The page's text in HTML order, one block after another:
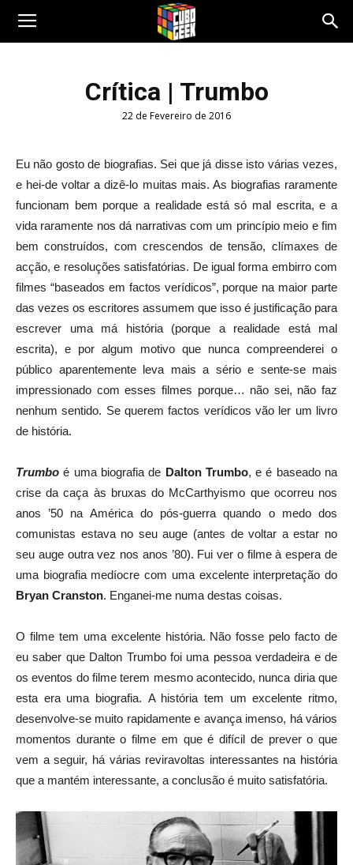
Crítica | Trumbo
22 de Fevereiro de 2016
Eu não gosto de biografias. Sei que já disse isto várias vezes,
e hei-de voltar a dizê-lo muitas mais. As biografias raramente
funcionam bem porque a realidade está só mal escrita, e a
vida raramente nos dá narrativas com um princípio meio e fim
bem construídos, com crescendos de tensão, clímaxes de
acção, e resoluções satisfatórias. De igual forma embirro com
filmes “baseados em factos verídicos”, porque na maior parte
das vezes os escritores assumem que isso é justificação para
escrever uma má história (porque a realidade está mal
escrita), e por algum motivo que nunca compreenderei o
público aparentemente leva mais a sério e sente-se mais
impressionado com esses filmes porque… não sei, não faz
nenhum sentido. Se querem factos verídicos vão ler um livro
de história.
Trumbo é uma biografia de Dalton Trumbo, e é baseado na
crise da caça às bruxas do McCarthyismo que ocorreu nos
anos ’50 na América do pós-guerra quando o medo dos
comunistas estava no seu auge (antes de voltar a estar no
seu auge outra vez nos anos ’80). Fui ver o filme à espera de
uma biografia medíocre com uma excelente interpretação do
Bryan Cranston. Enganei-me numa destas coisas.
O filme tem uma excelente história. Não fosse pelo facto de
eu saber que Dalton Trumbo foi uma pessoa verdadeira e de
os eventos do filme terem mesmo acontecido, nunca diria que
esta era uma biografia. A história tem um excelente ritmo,
desenvolve-se muito rapidamente e avança imenso, há vários
momentos durante o filme em que é difícil de prever o que
vem a seguir, há várias reviravoltas interessantes na história
que a mantém interessante, a conclusão é muito satisfatória.